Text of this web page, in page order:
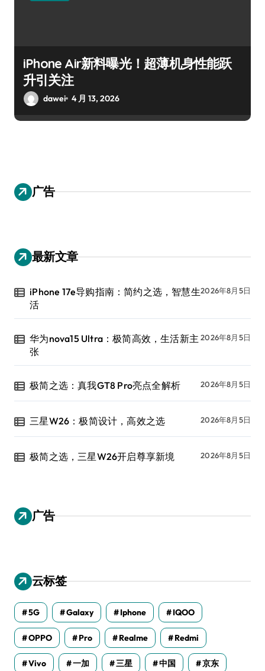
iPhone Air新料曝光！超薄机身性能跃
升引关注
dawei 4 月 13, 2026
广告
最新文章
iPhone 17e导购指南：简约之选，智慧生
活
2026年8月5日
华为nova15 Ultra：极简高效，生活新主
张
2026年8月5日
极简之选：真我GT8 Pro亮点全解析 2026年8月5日
三星W26：极简设计，高效之选 2026年8月5日
极简之选，三星W26开启尊享新境 2026年8月5日
广告
云标签
5G Galaxy Iphone IQOO
OPPO Pro Realme Redmi
Vivo 一加 三星 中国 京东